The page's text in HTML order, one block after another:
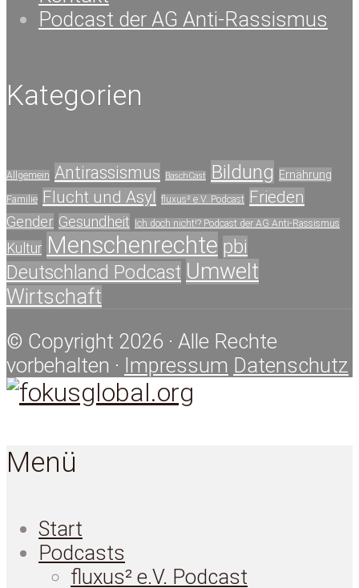
Podcast der AG Anti-Rassismus
Kategorien
Allgemein Antirassismus BaschCast Bildung Ernährung
Familie Flucht und Asyl fluxus² e.V. Podcast Frieden
Gender Gesundheit Ich doch nicht!? Podcast der AG Anti-Rassismus
Kultur Menschenrechte pbi
Deutschland Podcast Umwelt
Wirtschaft
© Copyright 2026 · Alle Rechte
vorbehalten · Impressum Datenschutz
Menü
Start
Podcasts
fluxus² e.V. Podcast